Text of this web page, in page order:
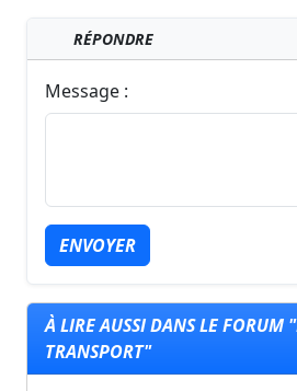
RÉPONDRE
Message :
ENVOYER
À LIRE AUSSI DANS LE FORUM
TRANSPORT"